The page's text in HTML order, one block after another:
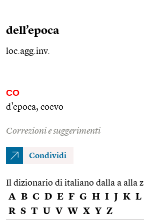
dell’epoca
loc.agg.inv.
CO
d’epoca, coevo
Correzioni e suggerimenti
Condividi
Il dizionario di italiano dalla a alla z
A B C D E F G H I J K L
R S T U V W X Y Z